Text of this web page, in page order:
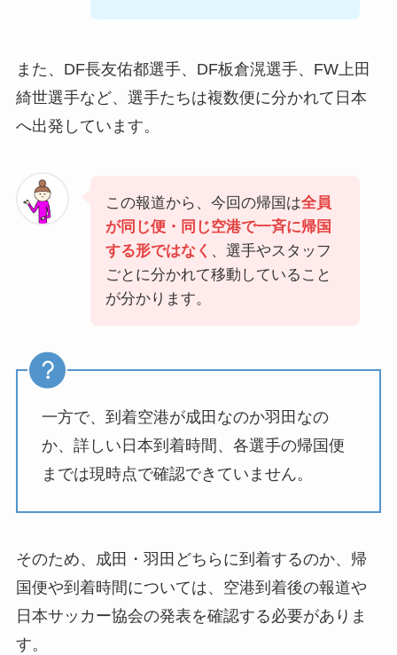
また、DF長友佑都選手、DF板倉滉選手、FW上田
綺世選手など、選手たちは複数便に分かれて日本
へ出発しています。
この報道から、今回の帰国は全員
が同じ便・同じ空港で一斉に帰国
する形ではなく 、選手やスタッフ
ごとに分かれて移動していること
が分かります。
一方で、到着空港が成田なのか羽田なの
か、詳しい日本到着時間、各選手の帰国便
までは現時点で確認できていません。
そのため、成田・羽田どちらに到着するのか、帰
国便や到着時間については、空港到着後の報道や
日本サッカー協会の発表を確認する必要がありま
す。